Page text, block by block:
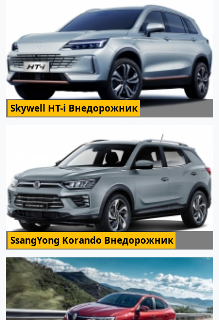
Skywell HT-i Внедорожник
SsangYong Korando Внедорожник